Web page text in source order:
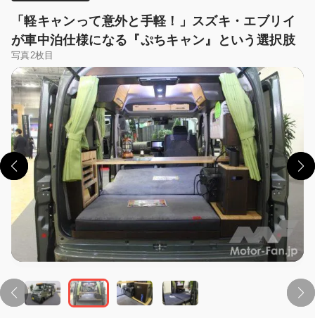
「軽キャンって意外と手軽！」スズキ・エブリイ
が車中泊仕様になる『ぷちキャン』という選択肢
写真2枚目